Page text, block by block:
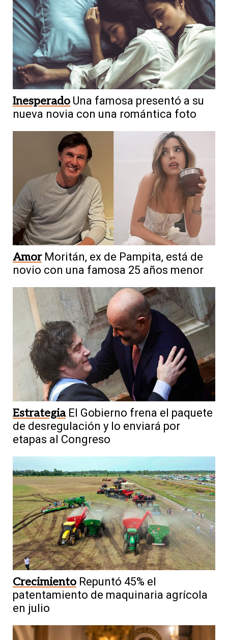
Inesperado Una famosa presentó a su
nueva novia con una romántica foto
Amor Moritán, ex de Pampita, está de
novio con una famosa 25 años menor
Estrategia El Gobierno frena el paquete
de desregulación y lo enviará por
etapas al Congreso
Crecimiento Repuntó 45% el
patentamiento de maquinaria agrícola
en julio